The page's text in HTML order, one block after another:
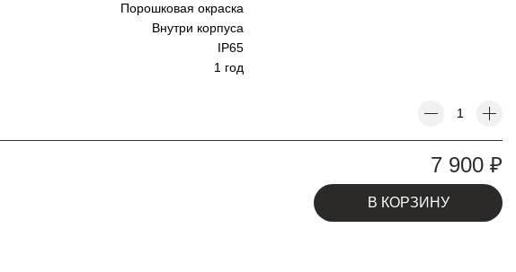
Порошковая окраска
Внутри корпуса
IP65
1 год
7 900₽
В КОРЗИНУ